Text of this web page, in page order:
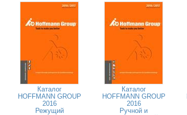
Каталог
HOFFMANN GROUP
2016
Режущий
Каталог
HOFFMANN GROUP
2016
Ручной и